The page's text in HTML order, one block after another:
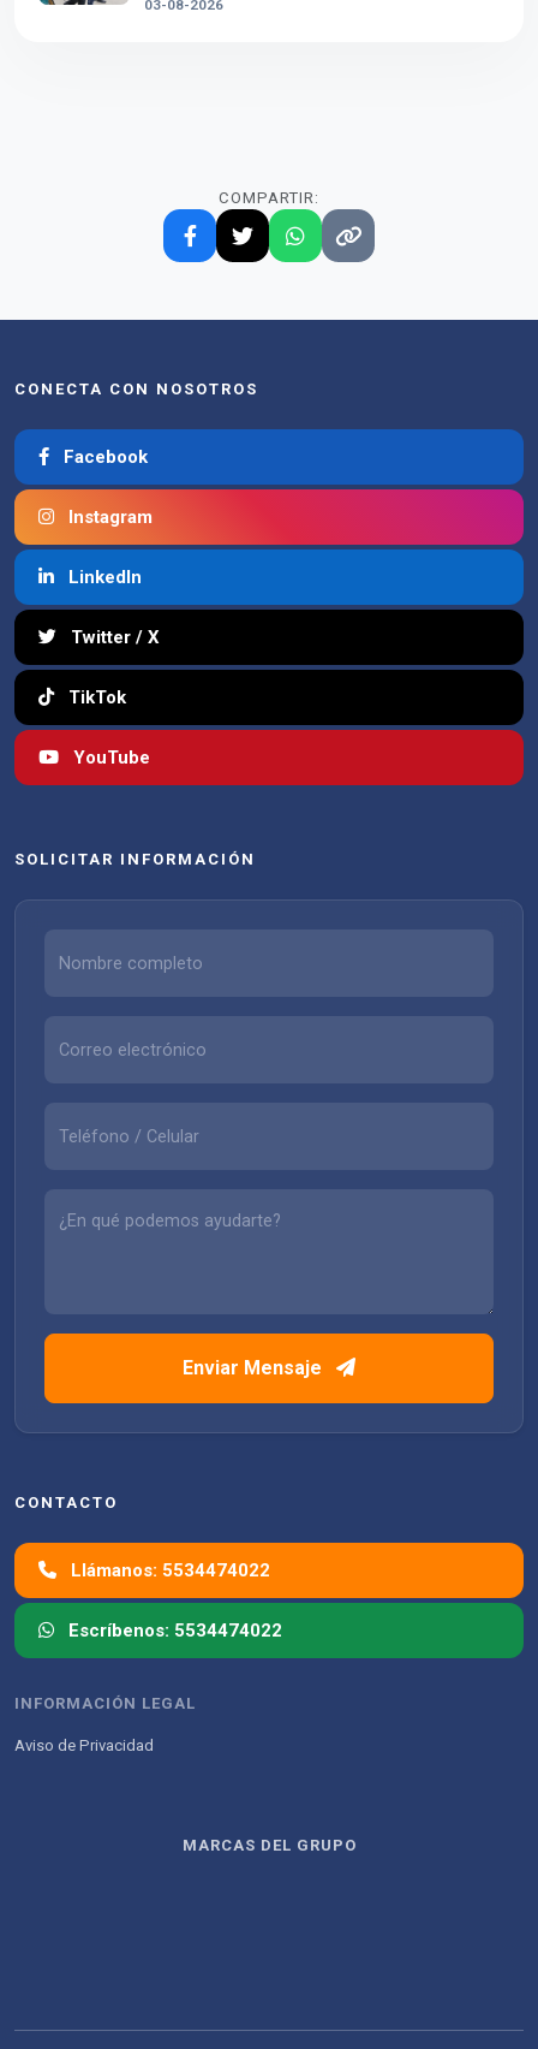
03-08-2026
COMPARTIR:
CONECTA CON NOSOTROS
Facebook
Instagram
LinkedIn
Twitter / X
TikTok
YouTube
SOLICITAR INFORMACIÓN
Enviar Mensaje
CONTACTO
Llámanos: 5534474022
Escríbenos: 5534474022
INFORMACIÓN LEGAL
Aviso de Privacidad
MARCAS DEL GRUPO